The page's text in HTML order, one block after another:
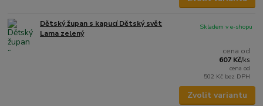
Dětský župan s kapucí Dětský svět
Lama zelený
cena od
607 Kč/ks
cena od
502 Kč bez DPH
Skladem v e-shopu
Zvolit variantu